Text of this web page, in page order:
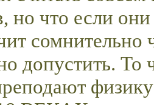
но что если они
допустить. То